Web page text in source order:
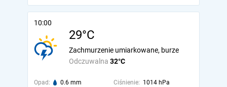
10:00
29°C
Odczuwalna 32°C
Zachmurzenie umiarkowane, burze
Opad: 0.6 mm Ciśnienie: 1014 hPa